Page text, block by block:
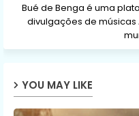
Bué de Benga é uma
divulgações de
YOU MAY LIKE